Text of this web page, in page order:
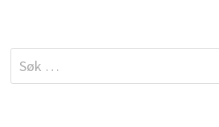
Søk
etter: